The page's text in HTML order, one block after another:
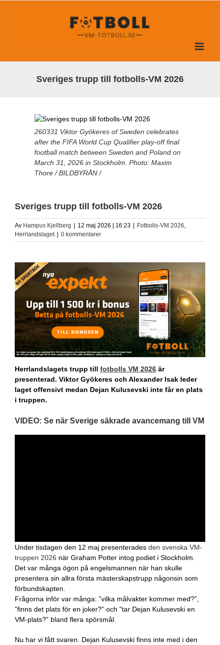
Sveriges trupp till fotbolls-VM 2026
260331 Viktor Gyökeres of Sweden celebrates
after the FIFA World Cup Qualifier play-off final
football match between Sweden and Poland on
March 31, 2026 in Stockholm. Photo: Maxim
Thore / BILDBYRÅN /
Sveriges trupp till fotbolls-VM 2026
Av Hampus Kjellberg | 12 maj 2026 | 16:23 | Fotbolls-VM 2026,
Herrlandslaget | 0 kommentarer
Herrlandslagets trupp till fotbolls VM 2026är
presenterad. Viktor Gyökeres och Alexander Isak leder
laget offensivt medan Dejan Kulusevski inte får en plats
i truppen.
VIDEO: Se när Sverige säkrade avancemang till VM
Under tisdagen den 12 maj presenterades den svenska VM-
truppen 2026 när Graham Potter intog podiet i Stockholm.
Det var många ögon på engelsmannen när han skulle
presentera sin allra första mästerskapstrupp någonsin som
förbundskapten.
Frågorna inför var många: ”vilka målvakter kommer med?”,
”finns det plats för en joker?” och ”tar Dejan Kulusevski en
VM-plats?” bland flera spörsmål.
Nu har vi fått svaren. Dejan Kulusevski finns inte med i den